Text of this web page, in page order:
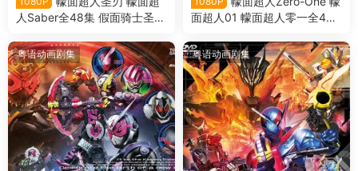
人Saber全48集 假面骑士圣刃
面超人01 幪面超人零一全46
士01 假面骑士零一 粤语版
粤语动画剧集 粤语动画剧集